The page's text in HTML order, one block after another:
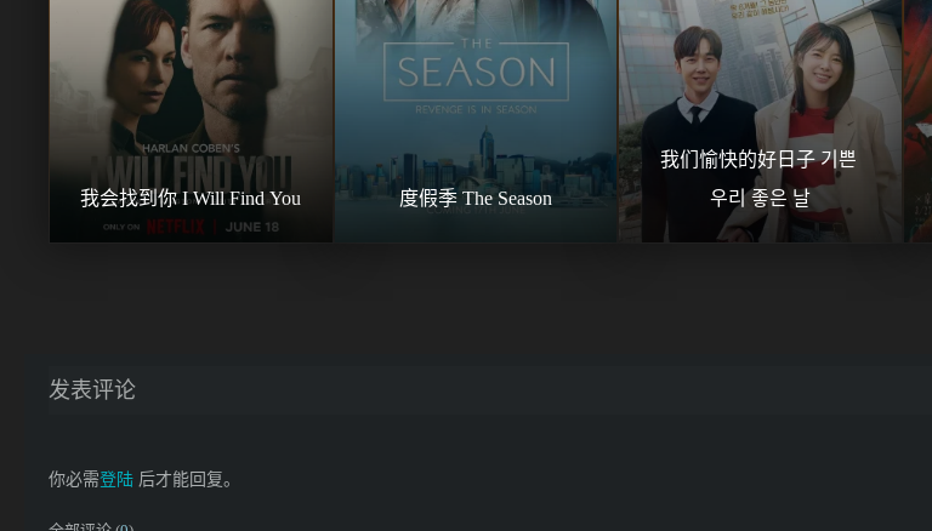
我会找到你 I Will Find You 度假季 The Season
我们愉快的好日子 기쁜
우리 좋은 날
发表评论
你必需登陆 后才能回复。